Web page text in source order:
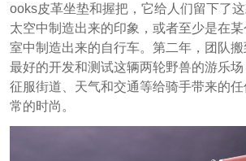
ooks皮革坐垫和握把，它给人们留下了
太空中制造出来的印象，或者至少是在
室中制造出来的自行车。第二年，团队
最好的开发和测试这辆两轮野兽的游乐
征服街道、天气和交通等给骑手带来的
常的时尚。